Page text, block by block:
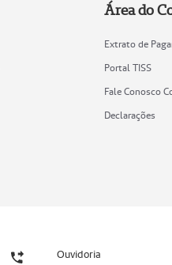
Área do
Extrato de
Portal TISS
Fale Conosco
Declarações
Ouvidoria